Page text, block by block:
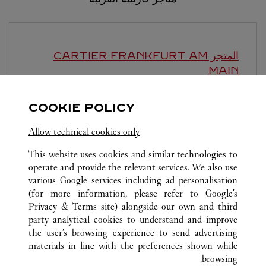
المتجر CARTIER FRANKFURT AM
MAIN
كافة مواقع كارتييه ألمانيا
FRANKFURT
FRANKFURT FLUGHAFEN
خدمة العملاء
COOKIE POLICY
Allow technical cookies only
This website uses cookies and similar technologies to
operate and provide the relevant services. We also use
various Google services including ad personalisation
(for more information, please refer to Google's
Privacy & Terms site) alongside our own and third
party analytical cookies to understand and improve
the user’s browsing experience to send advertising
materials in line with the preferences shown while
browsing.